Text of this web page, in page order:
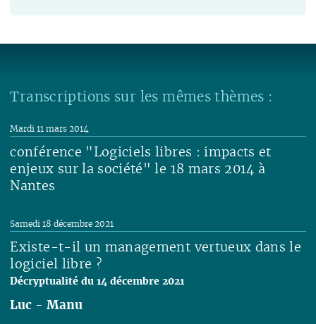
Transcriptions sur les mêmes thèmes :
conférence "Logiciels libres : impacts et
enjeux sur la société" le 18 mars 2014 à
Nantes
Mardi 11 mars 2014
Existe-t-il un management vertueux dans le
logiciel libre ?
Décryptualité du 14 décembre 2021
Samedi 18 décembre 2021
Luc -Manu